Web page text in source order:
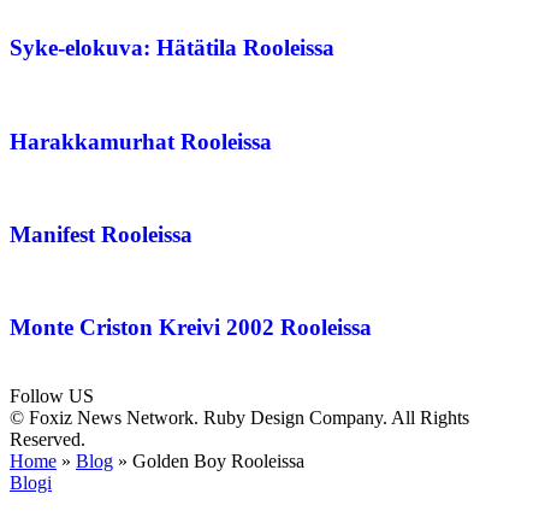
Syke-elokuva: Hätätila Rooleissa
Harakkamurhat Rooleissa
Manifest Rooleissa
Monte Criston Kreivi 2002 Rooleissa
Follow US
© Foxiz News Network. Ruby Design Company. All Rights
Reserved.
Home » Blog » Golden Boy Rooleissa
Blogi